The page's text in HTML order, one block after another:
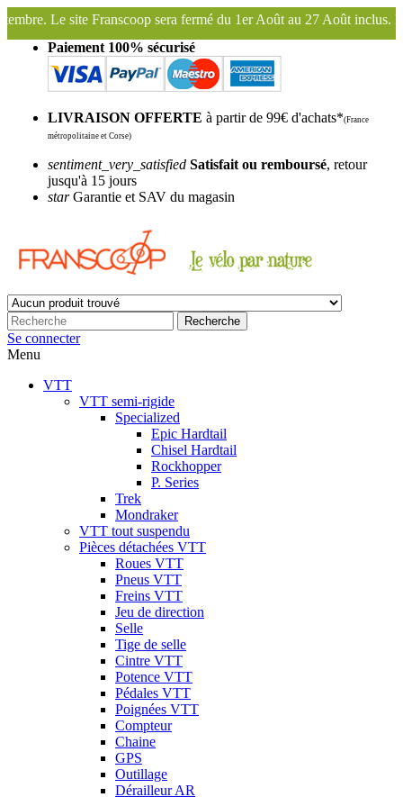
du 1er Août au 27 Août inclus. Bonnes vacances !
Paiement 100% sécurisé
LIVRAISON OFFERTE à partir de 99€ d'achats*(France
métropolitaine et Corse)
sentiment_very_satisfied Satisfait ou remboursé, retour
jusqu'à 15 jours
starGarantie et SAV du magasin
Recherche
Se connecter
Menu
VTT
VTT semi-rigide
Specialized
Epic Hardtail
Chisel Hardtail
Rockhopper
P. Series
Trek
Mondraker
VTT tout suspendu
Pièces détachées VTT
Roues VTT
Pneus VTT
Freins VTT
Jeu de direction
Selle
Tige de selle
Cintre VTT
Potence VTT
Pédales VTT
Poignées VTT
Compteur
Chaine
GPS
Outillage
Dérailleur AR